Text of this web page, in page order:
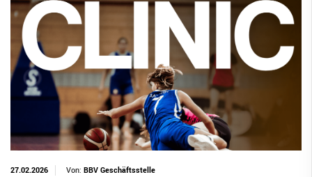
27.02.2026 Von: BBV Geschäftsstelle